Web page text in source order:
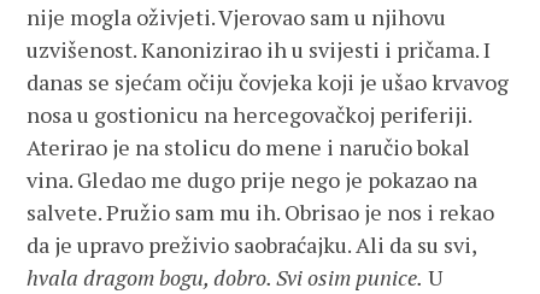
nije mogla oživjeti. Vjerovao sam u njihovu
uzvišenost. Kanonizirao ih u svijesti i pričama. I
danas se sjećam očiju čovjeka koji je ušao krvavog
nosa u gostionicu na hercegovačkoj periferiji.
Aterirao je na stolicu do mene i naručio bokal
vina. Gledao me dugo prije nego je pokazao na
salvete. Pružio sam mu ih. Obrisao je nos i rekao
da je upravo preživio saobraćajku. Ali da su svi,
hvala dragom bogu, dobro. Svi osim punice. U